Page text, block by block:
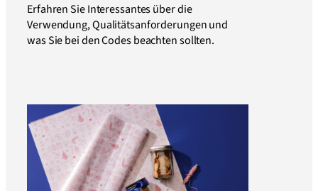
Erfahren Sie Interessantes über die
Verwendung, Qualitätsanforderungen und
was Sie bei den Codes beachten sollten.